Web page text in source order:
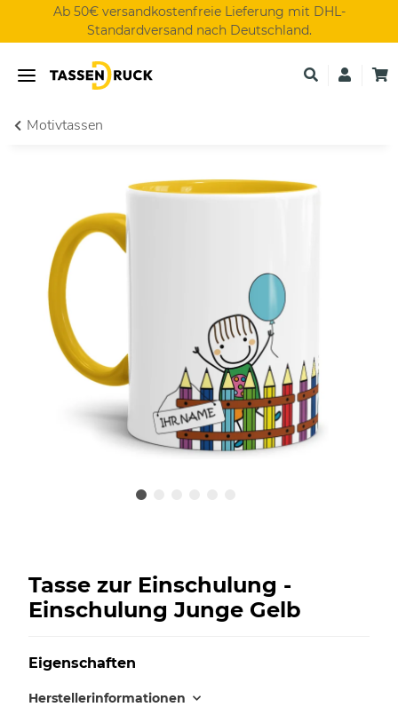
Ab 50€ versandkostenfreie Lieferung mit DHL-
Standardversand nach Deutschland.
Motivtassen
Tasse zur Einschulung -
Einschulung Junge Gelb
Eigenschaften
Herstellerinformationen